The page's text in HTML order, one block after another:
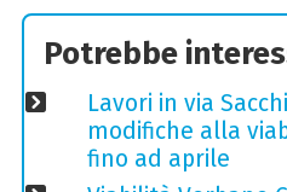
Potrebbe
Lavori in via
modifiche alla
fino ad aprile